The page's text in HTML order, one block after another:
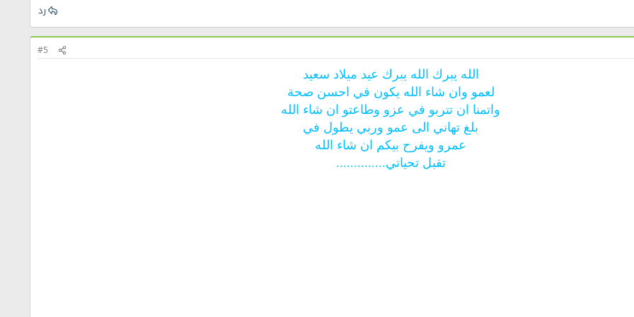
رد
#5
الله يبرك الله يبرك عيد ميلاد سعيد
لعمو وان شاء الله يكون في احسن صحة
واتمنا ان تتربو في عزو وطاعتو ان شاء الله
بلغ تهاني الى عمو وربي يطول في
عمرو ويفرح بيكم ان شاء الله
تقبل تحياتي..............